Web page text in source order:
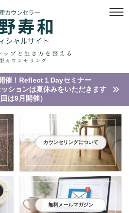
催！Reflect１Dayセミナー
ションは夏休みをいただきます
回は9月開催）
カウンセリングについて
無料メールマガジン